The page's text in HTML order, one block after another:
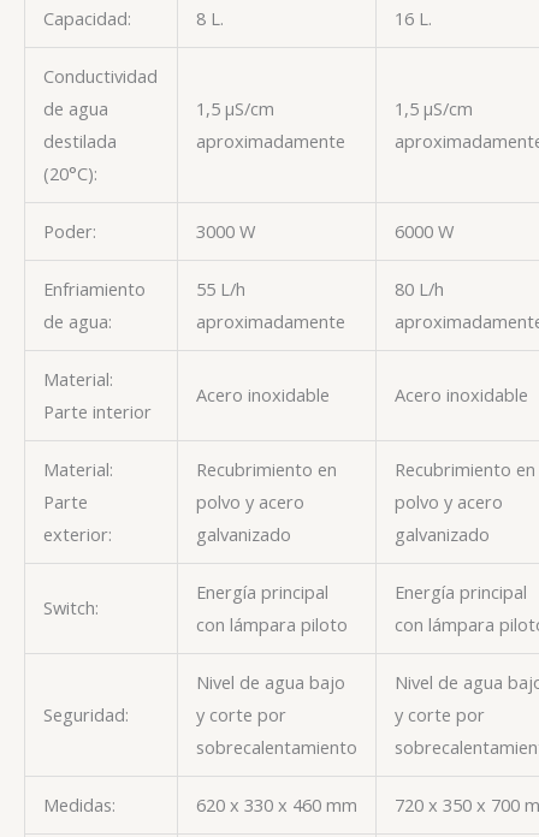
Capacidad: 8 L. 16 L.
Conductividad
de agua
destilada
(20°C):
1,5 µS/cm
aproximadamente
1,5 µS/cm
Poder: 3000 W 6000 W
Enfriamiento
de agua:
55 L/h
aproximadamente
80 L/h
Material:
Parte interior
Acero inoxidable Acero inoxidable
Material:
Parte
exterior:
Recubrimiento en
polvo y acero
galvanizado
Recubrimiento en
polvo y acero
galvanizado
Switch:
Energía principal
con lámpara piloto
Energía principal
con lámpara
Seguridad:
Nivel de agua bajo
y corte por
sobrecalentamiento
Nivel de agua
y corte por
Medidas: 620 x 330 x 460 mm 720 x 350 x 700